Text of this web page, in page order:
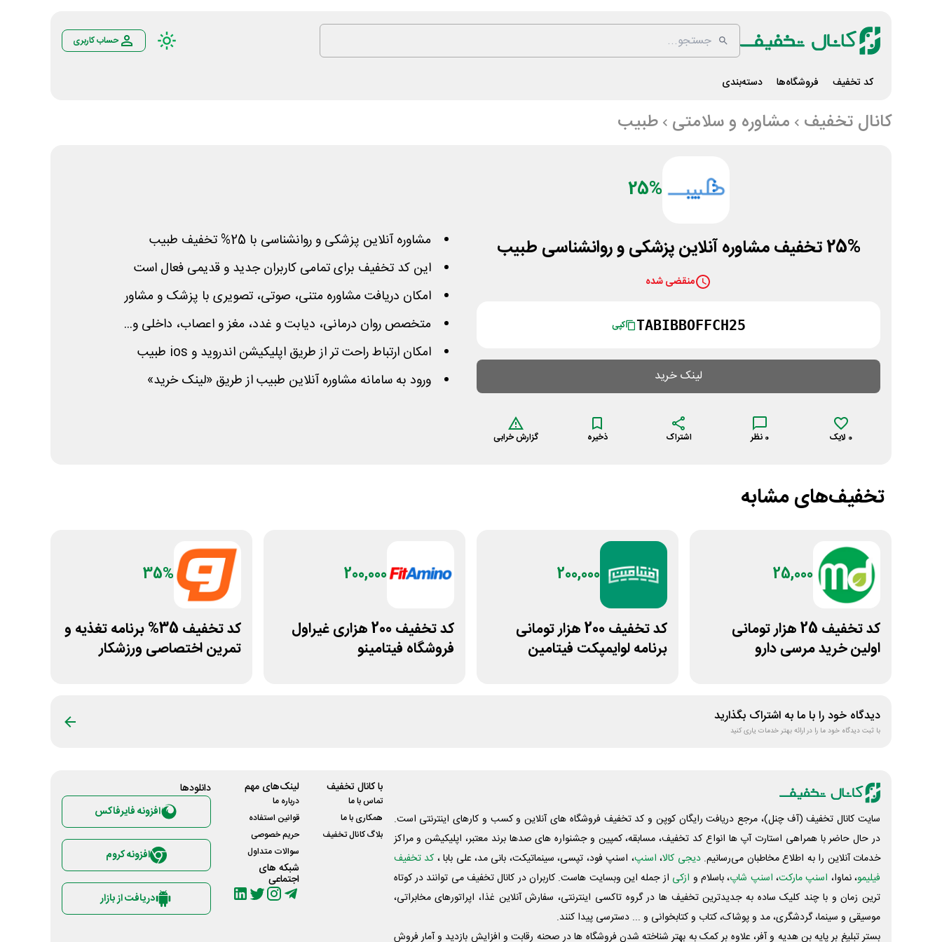
حساب کاربری
کد تخفیف فروشگاه‌ها دسته‌بندی
کانال تخفیف مشاوره و سلامتی طبیب
25%
25% تخفیف مشاوره آنلاین پزشکی و روانشناسی طبیب
منقضی شده
TABIBBOFFCH25 کپی
لینک خرید
0 لایک 0 نظر اشتراک ذخیره گزارش خرابی
مشاوره آنلاین پزشکی و روانشناسی با 25% تخفیف طبیب
این کد تخفیف برای تمامی کاربران جدید و قدیمی فعال است
امکان دریافت مشاوره متنی، صوتی، تصویری با پزشک و مشاور
متخصص روان درمانی، دیابت و غدد، مغز و اعصاب، داخلی و...
امکان ارتباط راحت تر از طریق اپلیکیشن اندروید و ios طبیب
ورود به سامانه مشاوره آنلاین طبیب از طریق «لینک خرید»
تخفیف‌های مشابه
25,000
کد تخفیف 25 هزار تومانی
اولین خرید مرسی دارو
200,000
کد تخفیف 200 هزار تومانی
برنامه لوایمپکت فیتامین
200,000
کد تخفیف 200 هزاری غیراول
فروشگاه فیتامینو
35%
کد تخفیف 35% برنامه تغذیه و
تمرین اختصاصی ورزشکار
دیدگاه خود را با ما به اشتراک بگذارید
با ثبت دیدگاه خود ما را در ارائه بهتر خدمات یاری کنید
سایت کانال تخفیف (آف چنل)، مرجع دریافت رایگان کوپن و کد تخفیف فروشگاه های آنلاین و کسب و‌ کارهای اینترنتی است.
در حال حاضر با همراهی استارت آپ ها انواع کد تخفیف، مسابقه، کمپین و جشنواره های صدها برند معتبر، اپلیکیشن و مراکز
خدمات آنلاین را به اطلاع مخاطبان می‌رسانیم. دیجی کالا، اسنپ، اسنپ فود، تپسی، سینماتیکت، بانی مد، علی‌ بابا ، کد تخفیف
فیلیمو، نماوا، اسنپ مارکت، اسنپ شاپ، باسلام و ازکی از جمله این وبسایت ‌هاست. کاربران در کانال تخفیف می توانند در کوتاه
ترین زمان و با چند کلیک ساده به جدیدترین تخفیف ها در گروه تاکسی اینترنتی، سفارش آنلاین غذا، اپراتورهای مخابراتی،
موسیقی و سینما، گردشگری، مد و پوشاک، کتاب و کتابخوانی و ... دسترسی پیدا کنند.
بستر تبلیغ بر پایه بن هدیه و آفر، علاوه بر کمک به بهتر شناخته شدن فروشگاه ها در صحنه رقابت و افزایش بازدید و آمار فروش
با کانال تخفیف
تماس با ما
همکاری با ما
بلاگ کانال تخفیف
لینک‌های مهم
درباره ما
قوانین استفاده
حریم خصوصی
سوالات متداول
شبکه های
اجتماعی
دانلود‌ها
افزونه فایرفاکس
افزونه کروم
دریافت از بازار